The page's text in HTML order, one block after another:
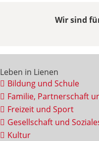
Wir sind
Leben in Lienen
Bildung und Schule
Familie, Partnerschaft
Freizeit und Sport
Gesellschaft und
Kultur